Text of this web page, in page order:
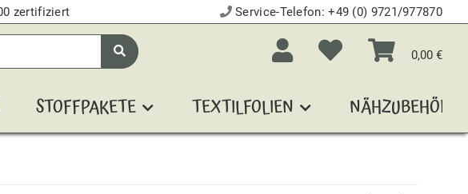
zertifiziert Service-Telefon:+49 (0) 9721/977870
0,00 €
STOFFPAKETE TEXTILFOLIEN NÄHZUBEHÖR